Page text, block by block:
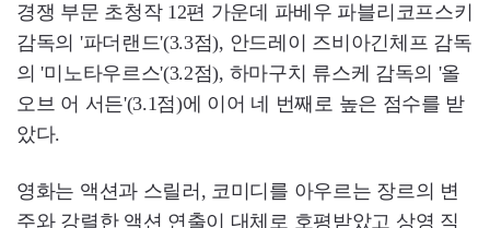
경쟁 부문 초청작 12편 가운데 파베우 파블리코프스키
감독의 '파더랜드'(3.3점), 안드레이 즈비아긴체프 감독
의 '미노타우르스'(3.2점), 하마구치 류스케 감독의 '올
오브 어 서든'(3.1점)에 이어 네 번째로 높은 점수를 받
았다.
영화는 액션과 스릴러, 코미디를 아우르는 장르의 변
주와 강렬한 액션 연출이 대체로 호평받았고 상영 직